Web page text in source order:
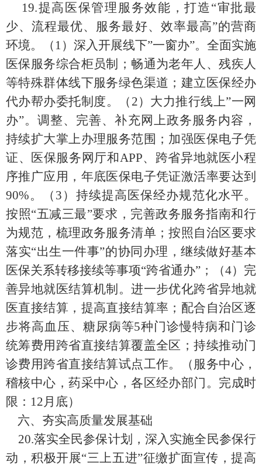
19.提高医保管理服务效能，打造“审批最
少、流程最优、服务最好、效率最高”的营商
环境。 （ 1） 深入开展线下”一窗办”。 全面实施
医保服务综合柜员制； 畅通为老年人、残疾人
等特殊群体线下服务绿色渠道 ； 建立医保经办
代办帮办委托制度。 （ 2） 大力推行线上”一网
办”。调整、完善、补充网上政务服务内容 ，
持续扩大掌上办理服务范围； 加强医保电子凭
证、医保服务网厅和APP、跨省异地就医小程
序推广应用，年底医保电子凭证激活率要达到
90%。 （ 3 ） 持续提高医保经办规范化水平。
按照“五减三最”要求，完善政务服务指南和行
为规范， 梳理政务服务清单 ；按照自治区要求
落实“出生一件事”的协同办理，继续做好基本
医保关系转移接续等事项“跨省通办” ； （4） 完
善异地就医结算机制。进一步优化跨省异地就
医直接结算，提高直接结算率 ； 配合自治区逐
步将高血压、糖尿病等5种门诊慢特病和门诊
统筹费用跨省直接结算覆盖全区 ； 持续推动门
诊费用跨省直接结算试点工作。
（ 服务中心 ，
稽核中心 ，药采中心 ，各区经办部门 。 完成时
限： 12月底）
六、夯实高质量发展基础
20.落实全民参保计划，深入实施全民参保行
动，积极开展“三上五进”征缴扩面宣传，提高